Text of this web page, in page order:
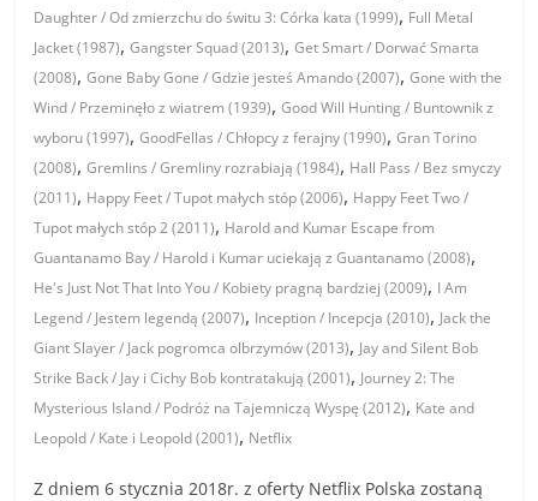
Daughter / Od zmierzchu do świtu 3: Córka kata (1999), Full Metal
Jacket (1987),Gangster Squad (2013),Get Smart / Dorwać Smarta
(2008),Gone Baby Gone / Gdzie jesteś Amando (2007),Gone with the
Wind / Przeminęło z wiatrem (1939),Good Will Hunting / Buntownik z
wyboru (1997),GoodFellas / Chłopcy z ferajny (1990),Gran Torino
(2008),Gremlins / Gremliny rozrabiają (1984), Hall Pass / Bez smyczy
(2011), Happy Feet / Tupot małych stóp (2006), Happy Feet Two /
Tupot małych stóp 2 (2011), Harold and Kumar Escape from
Guantanamo Bay / Harold i Kumar uciekają z Guantanamo (2008),
He's Just Not That Into You / Kobiety pragną bardziej (2009), I Am
Legend / Jestem legendą (2007), Inception / Incepcja (2010), Jack the
Giant Slayer / Jack pogromca olbrzymów (2013), Jay and Silent Bob
Strike Back / Jay i Cichy Bob kontratakują (2001), Journey 2: The
Mysterious Island / Podróż na Tajemniczą Wyspę (2012), Kate and
Leopold / Kate i Leopold (2001), Netflix
Z dniem 6 stycznia 2018r. z oferty Netflix Polska zostaną